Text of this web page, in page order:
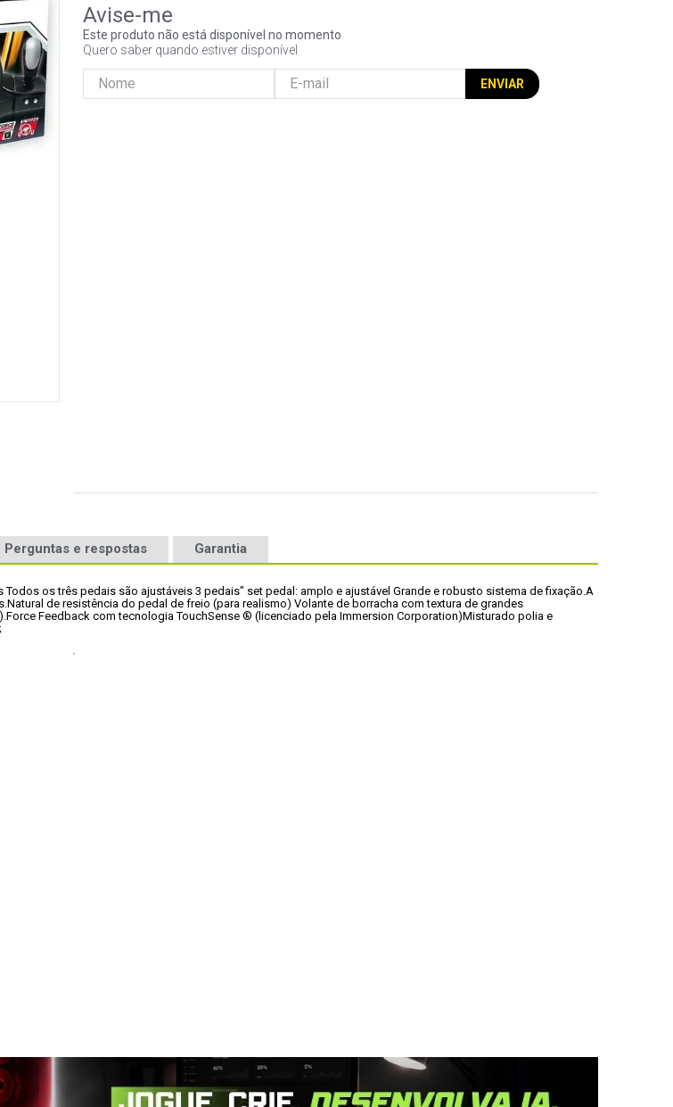
Este produto não está disponível no momento
Quero saber quando estiver disponível
ENVIAR
Perguntas e respostas Garantia
Todos os três pedais são ajustáveis 3 pedais" set pedal: amplo e ajustável Grande e robusto sistema de fixação.A
Natural de resistência do pedal de freio (para realismo) Volante de borracha com textura de grandes
Force Feedback com tecnologia TouchSense ® (licenciado pela Immersion Corporation)Misturado polia e